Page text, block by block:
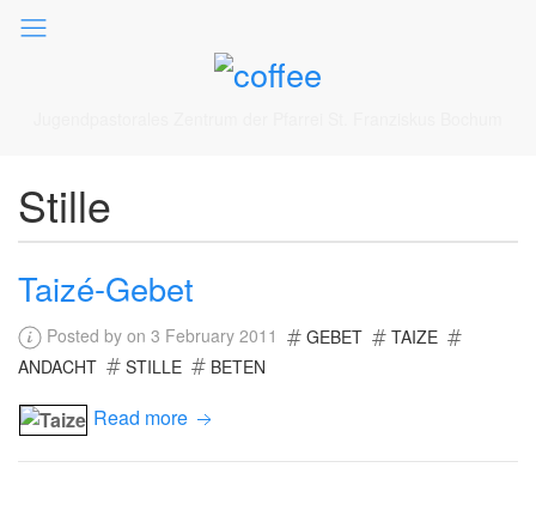
Stille
Taizé-Gebet
Posted by on 3 February 2011 GEBET
TAIZE
ANDACHT
STILLE BETEN
Read more